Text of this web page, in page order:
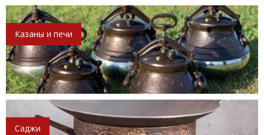
Казаны и печи
Саджи